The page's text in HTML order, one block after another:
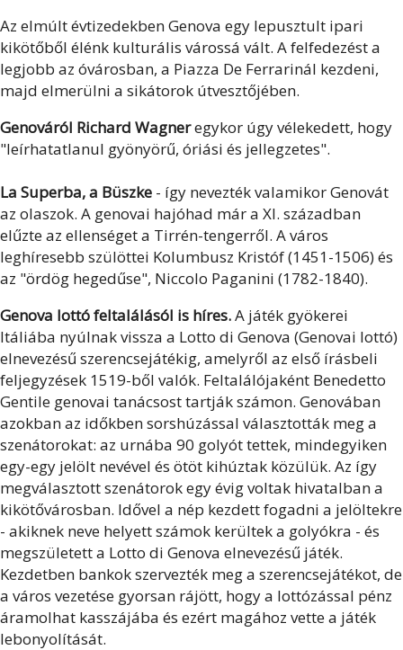
Az elmúlt évtizedekben Genova egy lepusztult ipari
kikötőből élénk kulturális várossá vált. A felfedezést a
legjobb az óvárosban, a Piazza De Ferrarinál kezdeni,
majd elmerülni a sikátorok útvesztőjében.
Genováról Richard Wagneregykor úgy vélekedett, hogy
"leírhatatlanul gyönyörű, óriási és jellegzetes".
La Superba, a Büszke - így nevezték valamikor Genovát
az olaszok. A genovai hajóhad már a XI. században
elűzte az ellenséget a Tirrén-tengerről. A város
leghíresebb szülöttei Kolumbusz Kristóf (1451-1506) és
az "ördög hegedűse", Niccolo Paganini (1782-1840).
Genova lottó feltalálásól is híres.A játék gyökerei
Itáliába nyúlnak vissza a Lotto di Genova (Genovai lottó)
elnevezésű szerencsejátékig, amelyről az első írásbeli
feljegyzések 1519-ből valók. Feltalálójaként Benedetto
Gentile genovai tanácsost tartják számon. Genovában
azokban az időkben sorshúzással választották meg a
szenátorokat: az urnába 90 golyót tettek, mindegyiken
egy-egy jelölt nevével és ötöt kihúztak közülük. Az így
megválasztott szenátorok egy évig voltak hivatalban a
kikötővárosban. Idővel a nép kezdett fogadni a jelöltekre
- akiknek neve helyett számok kerültek a golyókra - és
megszületett a Lotto di Genova elnevezésű játék.
Kezdetben bankok szervezték meg a szerencsejátékot, de
a város vezetése gyorsan rájött, hogy a lottózással pénz
áramolhat kasszájába és ezért magához vette a játék
lebonyolítását.